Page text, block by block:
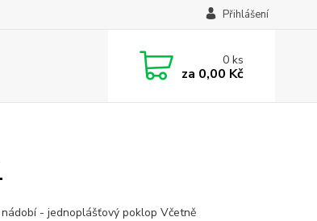
Přihlášení
0ks
za 0,00 Kč
nádobí - jednoplášťový poklop Včetně